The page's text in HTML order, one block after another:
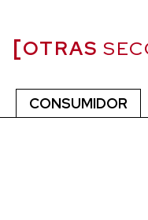
OTRAS
CONSUMIDOR